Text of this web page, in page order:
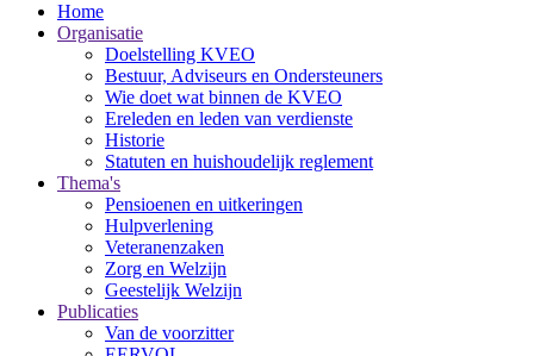
Home
Organisatie
Doelstelling KVEO
Bestuur, Adviseurs en Ondersteuners
Wie doet wat binnen de KVEO
Ereleden en leden van verdienste
Historie
Statuten en huishoudelijk reglement
Thema's
Pensioenen en uitkeringen
Hulpverlening
Veteranenzaken
Zorg en Welzijn
Geestelijk Welzijn
Publicaties
Van de voorzitter